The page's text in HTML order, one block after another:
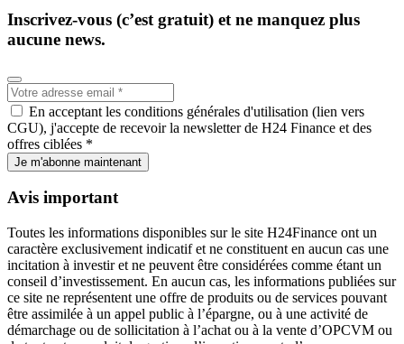
Inscrivez-vous (c’est gratuit) et ne manquez plus
aucune news.
En acceptant les conditions générales d'utilisation (lien vers
CGU), j'accepte de recevoir la newsletter de H24 Finance et des
offres ciblées *
Je m'abonne maintenant
Avis important
Toutes les informations disponibles sur le site H24Finance ont un
caractère exclusivement indicatif et ne constituent en aucun cas une
incitation à investir et ne peuvent être considérées comme étant un
conseil d’investissement. En aucun cas, les informations publiées sur
ce site ne représentent une offre de produits ou de services pouvant
être assimilée à un appel public à l’épargne, ou à une activité de
démarchage ou de sollicitation à l’achat ou à la vente d’OPCVM ou